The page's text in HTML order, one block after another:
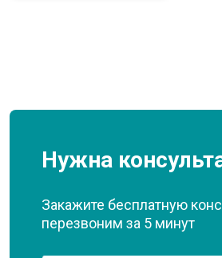
Нужна
Закажите бесплатную
перезвоним за 5 минут